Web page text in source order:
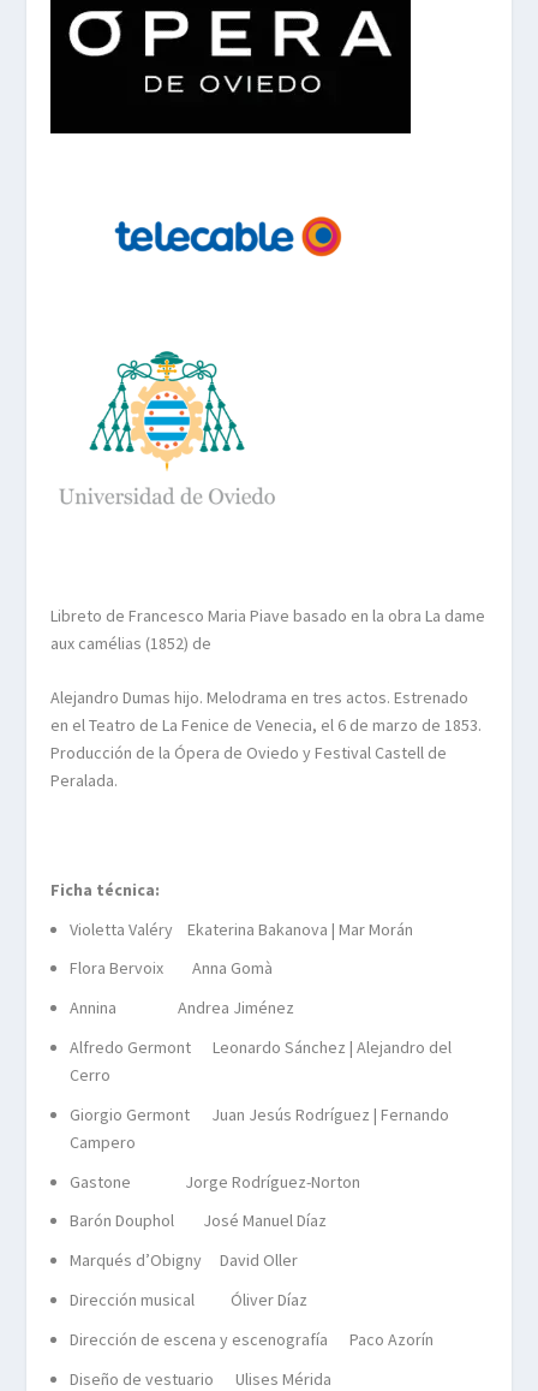
Libreto de Francesco Maria Piave basado en la obra La dame
aux camélias (1852) de
Alejandro Dumas hijo. Melodrama en tres actos. Estrenado
en el Teatro de LaFenice de Venecia, el 6 de marzo de 1853.
Producción de la Ópera de Oviedo y Festival Castell de
Peralada.
Ficha técnica:
Violetta Valéry Ekaterina Bakanova | Mar Morán
Flora Bervoix Anna Gomà
Annina Andrea Jiménez
Alfredo Germont Leonardo Sánchez | Alejandro del
Cerro
Giorgio Germont Juan Jesús Rodríguez | Fernando
Campero
Gastone Jorge Rodríguez-Norton
Barón Douphol José Manuel Díaz
Marqués d’Obigny David Oller
Dirección musical Óliver Díaz
Dirección de escena y escenografía Paco Azorín
Diseño de vestuario Ulises Mérida